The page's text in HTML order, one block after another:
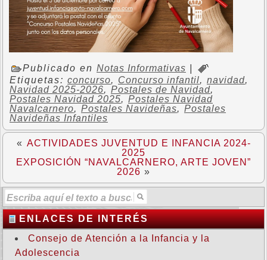
Publicado en Notas Informativas
Etiquetas: concurso, Concurso infantil, navidad,
Navidad 2025-2026, Postales de Navidad,
Postales Navidad 2025, Postales Navidad
Navalcarnero, Postales Navideñas, Postales
Navideñas Infantiles
« ACTIVIDADES JUVENTUD E INFANCIA 2024-
2025
EXPOSICIÓN “NAVALCARNERO, ARTE JOVEN”
2026 »
ENLACES DE INTERÉS
Consejo de Atención a la Infancia y la
Adolescencia